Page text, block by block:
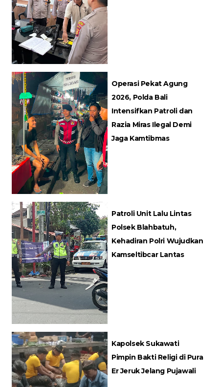
Operasi Pekat Agung
2026, Polda Bali
Intensifkan Patroli dan
Razia Miras Ilegal Demi
Jaga Kamtibmas
Patroli Unit Lalu Lintas
Polsek Blahbatuh,
Kehadiran Polri Wujudkan
Kamseltibcar Lantas
Kapolsek Sukawati
Pimpin Bakti Religi di Pura
Er Jeruk Jelang Pujawali